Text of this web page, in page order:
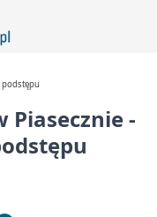
podstępu
Piasecznie -